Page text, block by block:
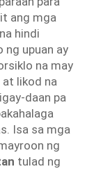
ang mga
hindi
ng upuan ay
na may
likod na
daan pa
Isa sa mga
ng
tulad ng